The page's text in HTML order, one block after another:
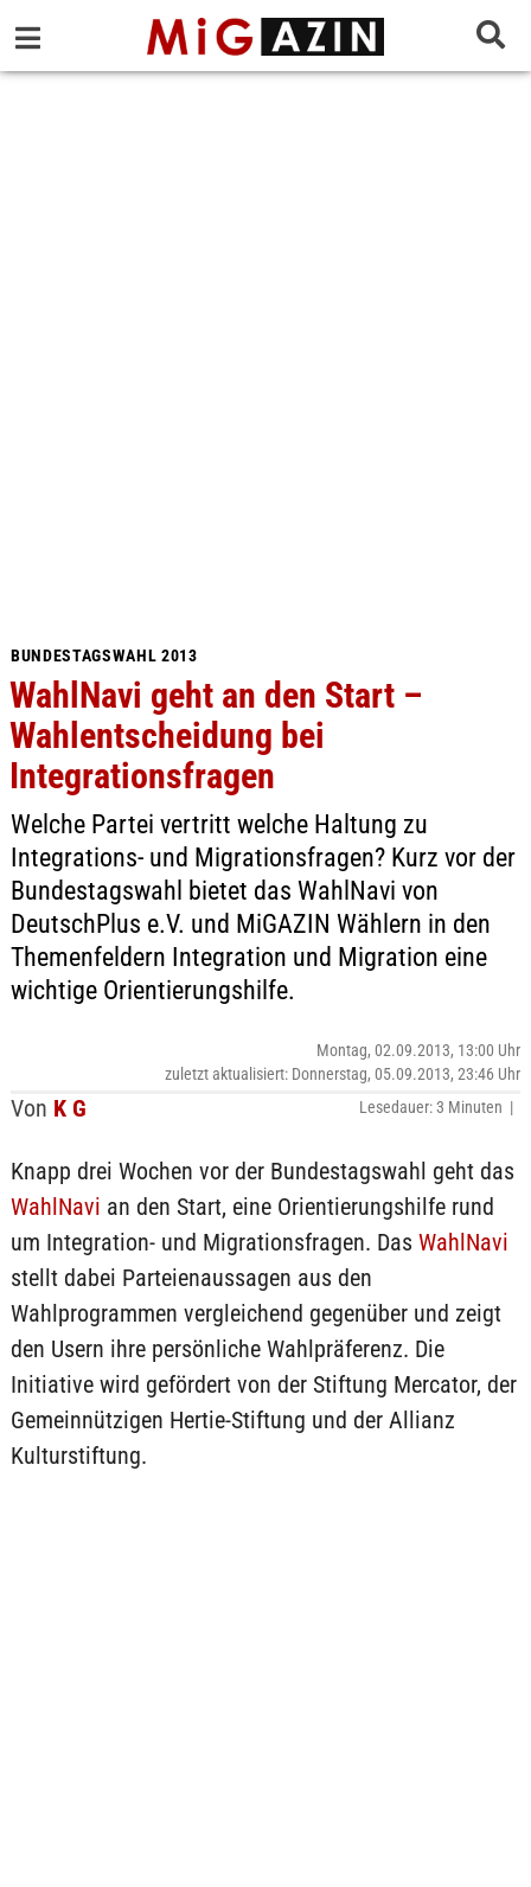
BUNDESTAGSWAHL 2013
WahlNavi geht an den Start –
Wahlentscheidung bei
Integrationsfragen
Welche Partei vertritt welche Haltung zu
Integrations- und Migrationsfragen? Kurz vor der
Bundestagswahl bietet das WahlNavi von
DeutschPlus e.V. und MiGAZIN Wählern in den
Themenfeldern Integration und Migration eine
wichtige Orientierungshilfe.
Von K G
Montag, 02.09.2013, 13:00 Uhr
zuletzt aktualisiert: Donnerstag, 05.09.2013, 23:46 Uhr
Lesedauer: 3 Minuten |
Knapp drei Wochen vor der Bundestagswahl geht das
WahlNavi an den Start, eine Orientierungshilfe rund
um Integration- und Migrationsfragen. Das WahlNavi
stellt dabei Parteienaussagen aus den
Wahlprogrammen vergleichend gegenüber und zeigt
den Usern ihre persönliche Wahlpräferenz. Die
Initiative wird gefördert von der Stiftung Mercator, der
Gemeinnützigen Hertie-Stiftung und der Allianz
Kulturstiftung.